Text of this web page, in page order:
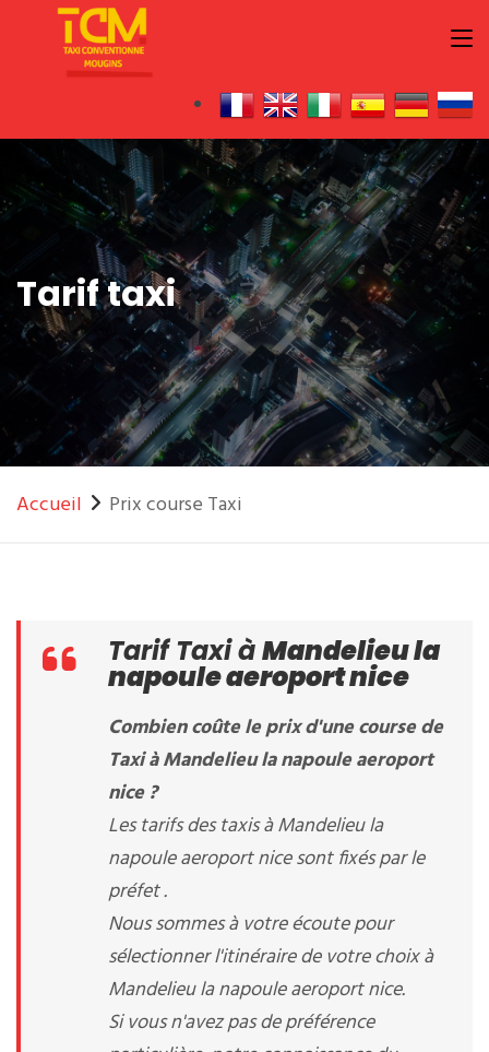
Tarif taxi
Accueil Prix course Taxi
Tarif Taxi àMandelieu la
napoule aeroport nice
Combien coûte le prix d'une course de
Taxi à Mandelieu la napoule aeroport
nice ?
Les tarifs des taxis à Mandelieu la
napoule aeroport nice sont fixés par le
préfet .
Nous sommes à votre écoute pour
sélectionner l'itinéraire de votre choix à
Mandelieu la napoule aeroport nice.
Si vous n'avez pas de préférence